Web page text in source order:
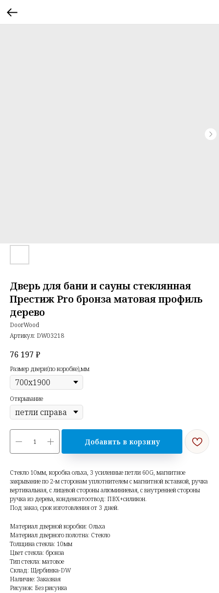
Дверь для бани и сауны стеклянная
Престиж Pro бронза матовая профиль
дерево
DoorWood
Артикул: DW03218
76 197 ₽
Размер двери(по коробке),мм
Открывание
Добавить в корзину
Стекло 10мм, коробка ольха, 3 усиленные петли 60G, магнитное
закрывание по 2-м сторонам уплотнителем с магнитной вставкой, ручка
вертикальная, с лицевой стороны алюминиевая, с внутренней стороны
ручка из дерева, конденсатоотвод: ПВХ+силикон.
Под заказ, срок изготовления от 3 дней.
Материал дверной коробки: Ольха
Материал дверного полотна: Стекло
Толщина стекла: 10мм
Цвет стекла: бронза
Тип стекла: матовое
Склад: Щербинка-DW
Наличие: Заказная
Рисунок: Без рисунка